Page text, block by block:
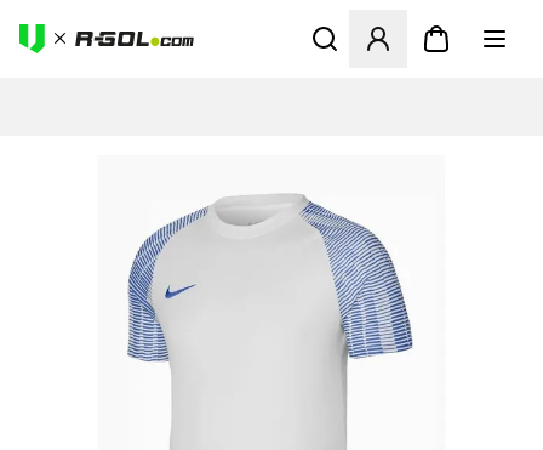
Odpre Modal za prijavo ali